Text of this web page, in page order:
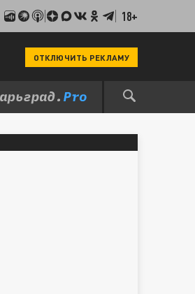
18+
ОТКЛЮЧИТЬ РЕКЛАМУ